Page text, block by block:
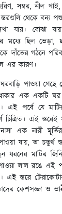
সম্বর, নীল
থেকে বন্য
যায়। বোঝা
মধ্যে ছিল
দাঁতের গঠনে
এর কারণ।
পাওয়া
এক একটি
এই পর্বে যে
চিত্রিত। এই স্তরেই
এক নারী
যায়, তা চতুর্থ
মাটির
লাল রঙে এই
এই স্তরে
কেশসজ্জা ও